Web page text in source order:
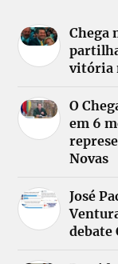
Chega
vitória
O
em 6
Novas
José
debate